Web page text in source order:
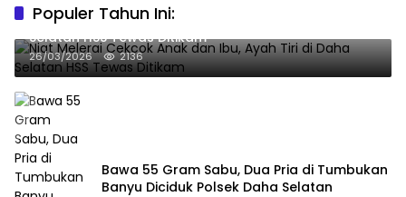
Populer Tahun Ini:
Niat Melerai Cekcok Anak dan Ibu, Ayah Tiri di Daha
Selatan HSS Tewas Ditikam
26/03/2026 2136
Bawa 55 Gram Sabu, Dua Pria di Tumbukan
Banyu Diciduk Polsek Daha Selatan